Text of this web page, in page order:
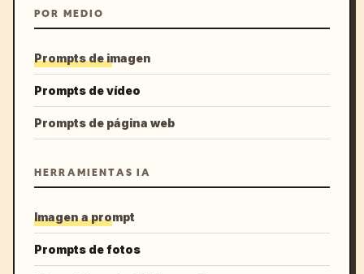
POR MEDIO
Prompts de imagen
Prompts de vídeo
Prompts de página web
HERRAMIENTAS IA
Imagen a prompt
Prompts de fotos